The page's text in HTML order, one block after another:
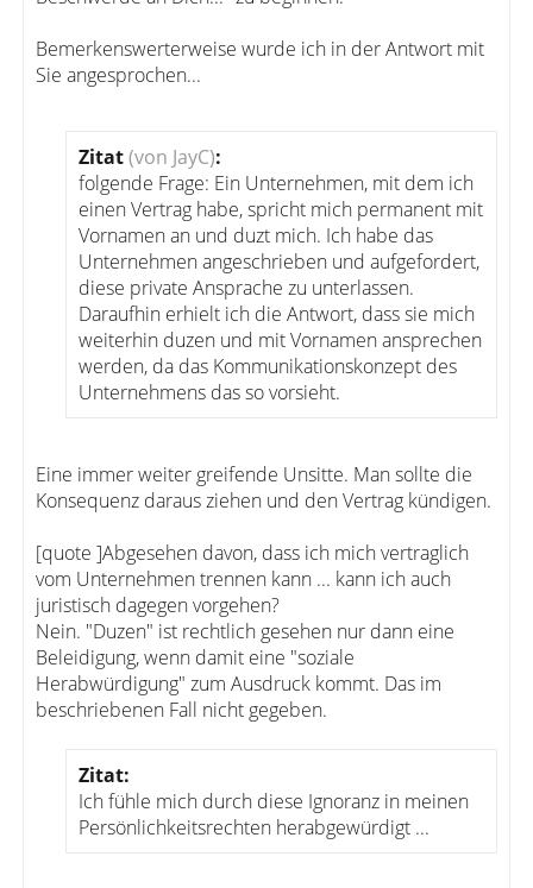
Bemerkenswerterweise wurde ich in der Antwort mit
Sie angesprochen...
Zitat(von JayC):
folgende Frage: Ein Unternehmen, mit dem ich
einen Vertrag habe, spricht mich permanent mit
Vornamen an und duzt mich. Ich habe das
Unternehmen angeschrieben und aufgefordert,
diese private Ansprache zu unterlassen.
Daraufhin erhielt ich die Antwort, dass sie mich
weiterhin duzen und mit Vornamen ansprechen
werden, da das Kommunikationskonzept des
Unternehmens das so vorsieht.
Eine immer weiter greifende Unsitte. Man sollte die
Konsequenz daraus ziehen und den Vertrag kündigen.
[quote ]Abgesehen davon, dass ich mich vertraglich
vom Unternehmen trennen kann ... kann ich auch
juristisch dagegen vorgehen?
Nein. "Duzen" ist rechtlich gesehen nur dann eine
Beleidigung, wenn damit eine "soziale
Herabwürdigung" zum Ausdruck kommt. Das im
beschriebenen Fall nicht gegeben.
Zitat:
Ich fühle mich durch diese Ignoranz in meinen
Persönlichkeitsrechten herabgewürdigt ...